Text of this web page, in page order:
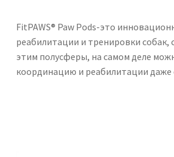
FitPAWS® Paw Pods-это
реабилитации и тренировки собак,
этим полусферы, на самом деле
координацию и реабилитации даже